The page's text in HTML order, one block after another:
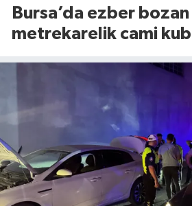
Bursa’da ezber
metrekarelik cami